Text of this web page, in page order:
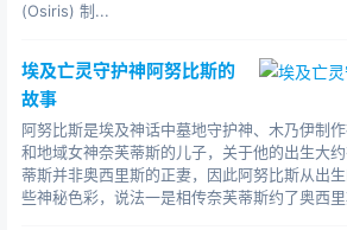
(Osiris) 制...
埃及亡灵守护神阿努比斯的
故事
阿努比斯是埃及神话中墓地守护神、木乃伊制
和地域女神奈芙蒂斯的儿子，关于他的出生大
蒂斯并非奥西里斯的正妻，因此阿努比斯从出
些神秘色彩，说法一是相传奈芙蒂斯约了奥西